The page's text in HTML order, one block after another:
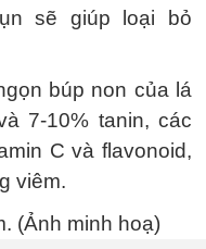
sẽ giúp loại bỏ
búp non của lá
7-10% tanin, các
C và flavonoid,
viêm.